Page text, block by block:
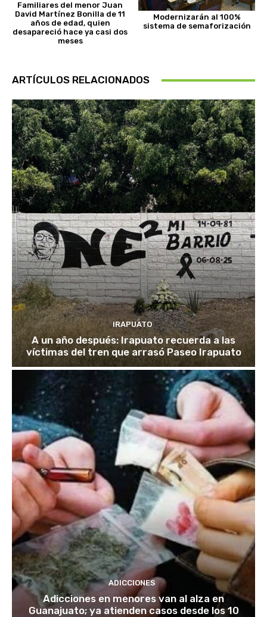
Familiares del menor Juan
David Martínez Bonilla de 11
años de edad, quien
desapareció hace ya casi dos
meses
Modernizarán al 100%
sistema de semaforización
ARTÍCULOS RELACIONADOS
IRAPUATO
A un año después: Irapuato recuerda a las
víctimas del tren que arrasó Paseo Irapuato
ADICCIONES
Adicciones en menores van al alza en
Guanajuato; ya atienden casos desde los 10